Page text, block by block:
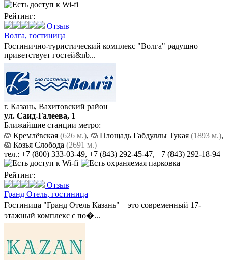
Рейтинг:
Отзыв
Волга, гостиница
Гостинично-туристический комплекс "Волга" радушно
приветствует гостей&nb...
г. Казань, Вахитовский район
ул. Саид-Галеева, 1
Ближайшие станции метро:
Кремлёвская (626 м.), Площадь Габдуллы Тукая (1893 м.),
Козья Слобода (2691 м.)
тел.: +7 (800) 333-03-49, +7 (843) 292-45-47, +7 (843) 292-18-94
Рейтинг:
Отзыв
Гранд Отель, гостиница
Гостиница "Гранд Отель Казань" – это современный 17-
этажный комплекс с по�...